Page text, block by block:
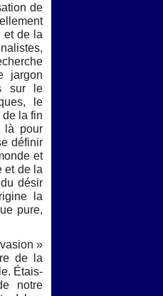
de
et de la
jargon
sur le
le
la fin
là pour
définir
et
et de la
désir
la
pure,
»
de la
Étais-
notre